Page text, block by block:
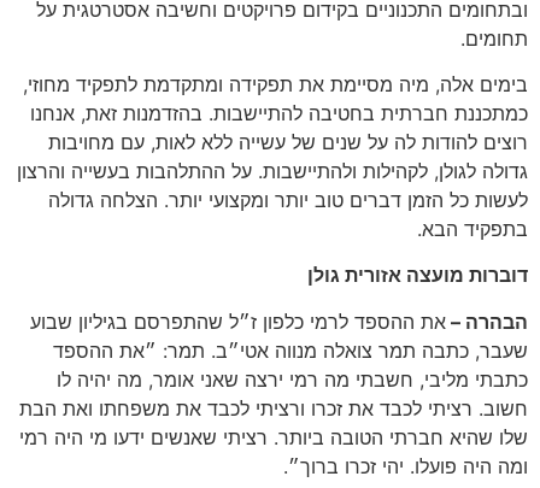
ובתחומים התכנוניים בקידום פרויקטים וחשיבה אסטרטגית על
תחומים.
בימים אלה, מיה מסיימת את תפקידה ומתקדמת לתפקיד מחוזי,
כמתכננת חברתית בחטיבה להתיישבות. בהזדמנות זאת, אנחנו
רוצים להודות לה על שנים של עשייה ללא לאות, עם מחויבות
גדולה לגולן, לקהילות ולהתיישבות. על ההתלהבות בעשייה והרצון
לעשות כל הזמן דברים טוב יותר ומקצועי יותר. הצלחה גדולה
בתפקיד הבא.
דוברות מועצה אזורית גולן
הבהרה – את ההספד לרמי כלפון ז״ל שהתפרסם בגיליון שבוע
שעבר, כתבה תמר צואלה מנווה אטי״ב. תמר: ״את ההספד
כתבתי מליבי, חשבתי מה רמי ירצה שאני אומר, מה יהיה לו
חשוב. רציתי לכבד את זכרו ורציתי לכבד את משפחתו ואת הבת
שלו שהיא חברתי הטובה ביותר. רציתי שאנשים ידעו מי היה רמי
ומה היה פועלו. יהי זכרו ברוך״.